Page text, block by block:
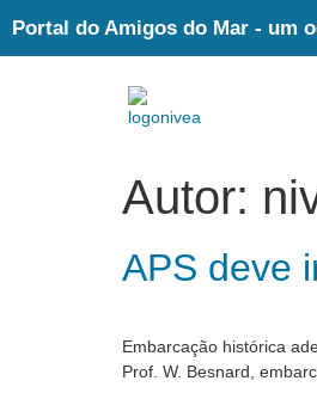
Portal do Amigos do Mar - um
Autor:
APS deve
Embarcação histórica
Prof. W. Besnard,